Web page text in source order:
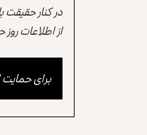
در کنار حقیقت
از اطلاعات
برای حمایت